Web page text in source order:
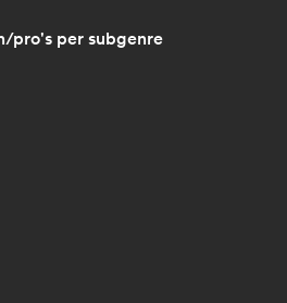
pro's per subgenre